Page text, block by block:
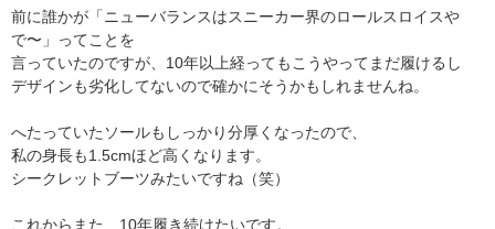
前に誰かが「ニューバランスはスニーカー界のロールスロイスや
で〜」ってことを
言っていたのですが、10年以上経ってもこうやってまだ履けるし
デザインも劣化してないので確かにそうかもしれませんね。
へたっていたソールもしっかり分厚くなったので、
私の身長も1.5cmほど高くなります。
シークレットブーツみたいですね（笑）
これからまた、10年履き続けたいです。